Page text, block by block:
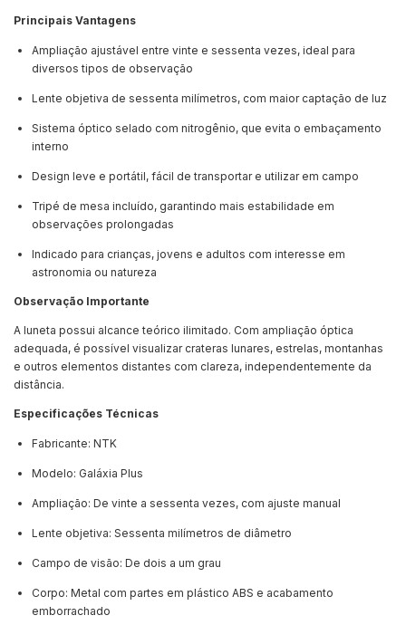
Principais Vantagens
Ampliação ajustável entre vinte e sessenta vezes, ideal para
diversos tipos de observação
Lente objetiva de sessenta milímetros, com maior captação de luz
Sistema óptico selado com nitrogênio, que evita o embaçamento
interno
Design leve e portátil, fácil de transportar e utilizar em campo
Tripé de mesa incluído, garantindo mais estabilidade em
observações prolongadas
Indicado para crianças, jovens e adultos com interesse em
astronomia ou natureza
Observação Importante
A luneta possui alcance teórico ilimitado. Com ampliação óptica
adequada, é possível visualizar crateras lunares, estrelas, montanhas
e outros elementos distantes com clareza, independentemente da
distância.
Especificações Técnicas
Fabricante: NTK
Modelo: Galáxia Plus
Ampliação: De vinte a sessenta vezes, com ajuste manual
Lente objetiva: Sessenta milímetros de diâmetro
Campo de visão: De dois a um grau
Corpo: Metal com partes em plástico ABS e acabamento
emborrachado